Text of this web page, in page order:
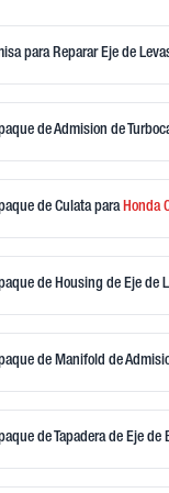
para Reparar Eje de
de Admision de
de Culata paraHonda
de Housing de Eje de
de Manifold de
de Tapadera de Eje de